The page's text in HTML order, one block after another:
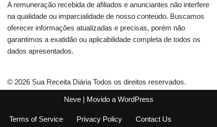
A remuneração recebida de afiliados e anunciantes não interfere
na qualidade ou imparcialidade de nosso conteúdo. Buscamos
oferecer informações atualizadas e precisas, porém não
garantimos a exatidão ou aplicabilidade completa de todos os
dados apresentados.
© 2026 Sua Receita Diária Todos os direitos reservados.
Neve| Movido a WordPress
Terms of Service Privacy Policy Contact Us